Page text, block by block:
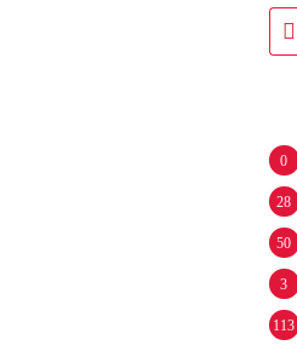
0
28
50
3
113